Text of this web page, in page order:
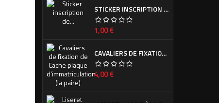
STICKER INSCRIPTION DE CALANDRE PEUGEOT POUR 308 PHASE I ET II
Prix
1,00 €
CAVALIERS DE FIXATION DE CACHE PLAQUE D'IMMATRICULATION (LA PAIRE)
Prix
4,00 €